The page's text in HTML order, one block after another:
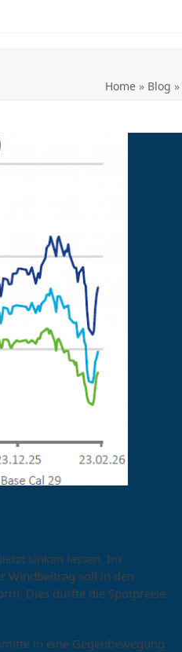
Home » Blog »
sinken lassen. Im
Windbeitrag soll in den
Dies dürfte die Spotpreise
in eine Gegenbewegung